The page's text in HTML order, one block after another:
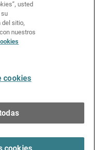
usted
su
del sitio,
nuestros
cookies